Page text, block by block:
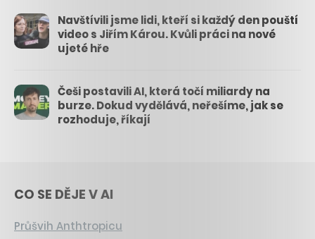
Navštívili jsme lidi, kteří si každý den pouští
video s Jiřím Károu. Kvůli práci na nové
ujeté hře
Češi postavili AI, která točí miliardy na
burze. Dokud vydělává, neřešíme, jak se
rozhoduje, říkají
CO SE DĚJE V AI
Průšvih Anthtropicu